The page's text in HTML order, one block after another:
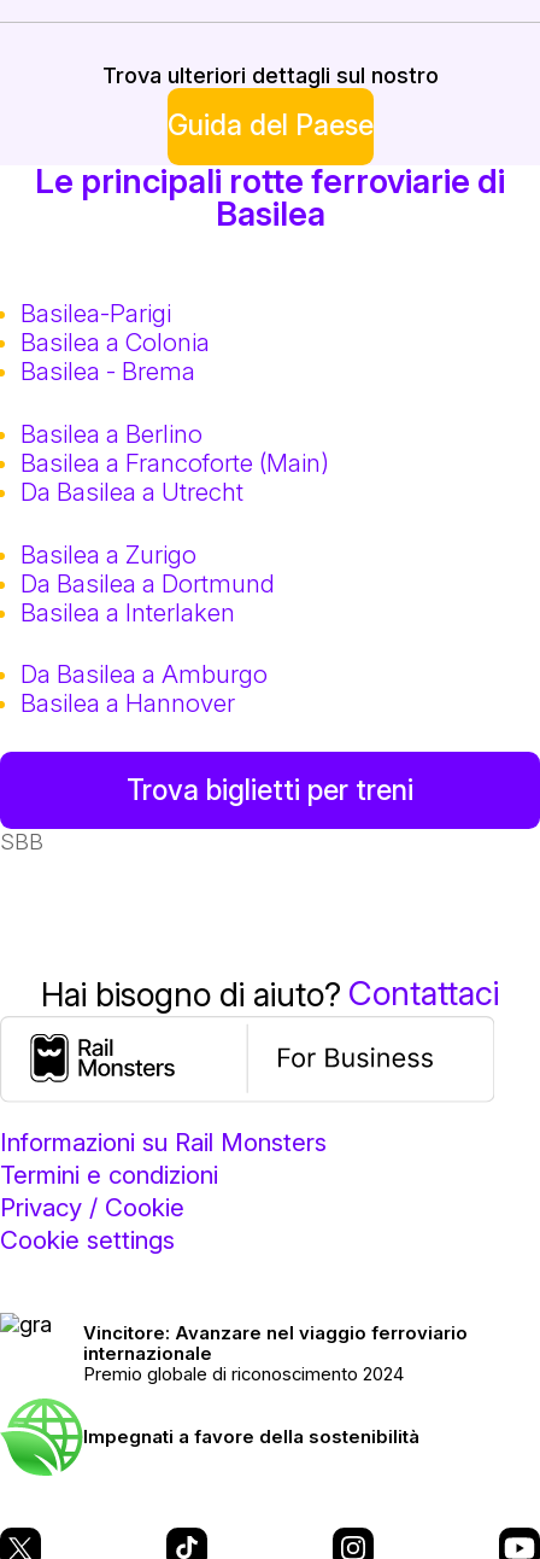
Trova ulteriori dettagli sul nostro
Guida del Paese
Le principali rotte ferroviarie di
Basilea
Basilea-Parigi
Basilea a Colonia
Basilea - Brema
Basilea a Berlino
Basilea a Francoforte (Main)
Da Basilea a Utrecht
Basilea a Zurigo
Da Basilea a Dortmund
Basilea a Interlaken
Da Basilea a Amburgo
Basilea a Hannover
Trova biglietti per treni
SBB
Hai bisogno di aiuto? Contattaci
Informazioni su Rail Monsters
Termini e condizioni
Privacy / Cookie
Cookie settings
Vincitore: Avanzare nel viaggio ferroviario
internazionale
Premio globale di riconoscimento 2024
Impegnati a favore della sostenibilità